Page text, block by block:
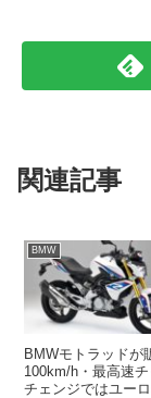
関連記事
BMW
BMWモトラッドが
100km/h・最高速
チェンジではユー